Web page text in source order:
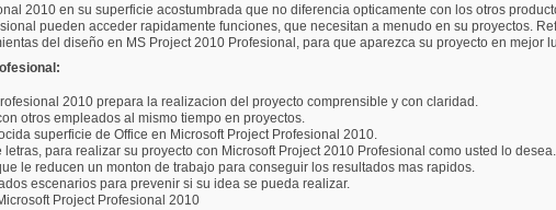
2010 en su superficie acostumbrada que no diferencia opticamente con los otros
pueden acceder rapidamente funciones, que necesitan a menudo en su proyectos.
del diseño en MS Project 2010 Profesional, para que aparezca su proyecto en mejor
2010 prepara la realizacion del proyecto comprensible y con claridad.
otros empleados al mismo tiempo en proyectos.
superficie de Office en Microsoft Project Profesional 2010.
para realizar su proyecto con Microsoft Project 2010 Profesional como usted lo desea.
le reducen un monton de trabajo para conseguir los resultados mas rapidos.
escenarios para prevenir si su idea se pueda realizar.
Project Profesional 2010